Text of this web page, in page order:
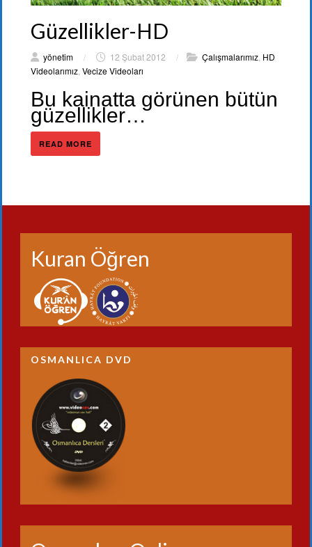
Güzellikler-HD
yönetim / 12 Şubat 2012 / Çalışmalarımız HD
Videolarımız Vecize Videoları
Bu kainatta görünen bütün
güzellikler…
READ MORE
Kuran Öğren
OSMANLICA DVD